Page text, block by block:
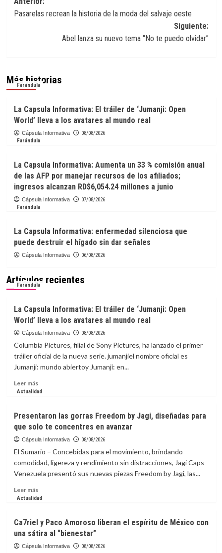
de
entradas
Pasarelas recrean la historia de la moda del salvaje oeste
Siguiente:
Abel lanza su nuevo tema “No te puedo olvidar”
Más historias
Farándula
La Capsula Informativa: El tráiler de ‘Jumanji: Open
World’ lleva a los avatares al mundo real
Cápsula Informativa
08/08/2026
Farándula
La Capsula Informativa: Aumenta un 33 % comisión anual
de las AFP por manejar recursos de los afiliados;
ingresos alcanzan RD$6,054.24 millones a junio
Cápsula Informativa
07/08/2026
Farándula
La Capsula Informativa: enfermedad silenciosa que
puede destruir el hígado sin dar señales
Cápsula Informativa 06/08/2026
Artículos recientes
Farándula
La Capsula Informativa: El tráiler de ‘Jumanji: Open
World’ lleva a los avatares al mundo real
Cápsula Informativa 08/08/2026
Columbia Pictures, filial de Sony Pictures, ha lanzado el primer
tráiler oficial de la nueva serie. jumanjiel nombre oficial es
Jumanji: mundo abiertoy Jumanji: en...
Leer másLeer
más
Capsula
Informativa:
El
de
‘Jumanji:
Open
lleva
avatares
al
Actualidad
Presentaron las gorras Freedom by Jagi, diseñadas para
que solo te concentres en avanzar
Cápsula Informativa 08/08/2026
El Sumario – Concebidas para el movimiento, brindando
comodidad, ligereza y rendimiento sin distracciones, Jagi Caps
Venezuela presentó sus nuevas piezas Freedom by Jagi, las...
Leer másLeer
más
las
gorras
Freedom
Actualidad
Ca7riel y Paco Amoroso liberan el espíritu de México con
una sátira al “bienestar”
Cápsula Informativa 08/08/2026